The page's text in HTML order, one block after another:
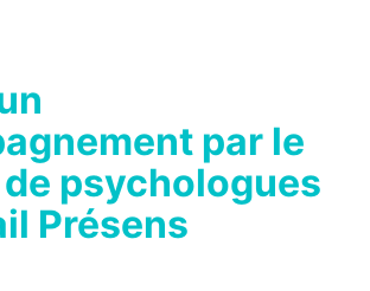
par le
psychologues
Présens